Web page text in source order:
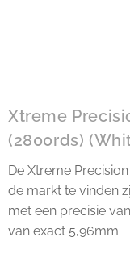
Xtreme
(2800rds)
De Xtreme
de markt te vinden
met een precisie
van exact 5,96mm.